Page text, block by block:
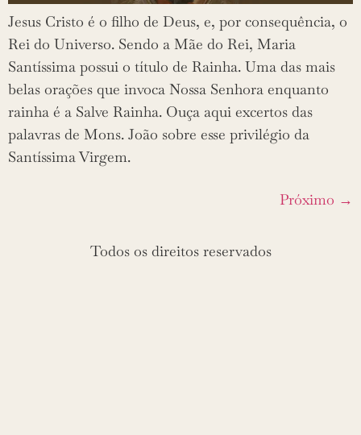
Jesus Cristo é o filho de Deus, e, por consequência, o
Rei do Universo. Sendo a Mãe do Rei, Maria
Santíssima possui o título de Rainha. Uma das mais
belas orações que invoca Nossa Senhora enquanto
rainha é a Salve Rainha. Ouça aqui excertos das
palavras de Mons. João sobre esse privilégio da
Santíssima Virgem.
Próximo →
Todos os direitos reservados